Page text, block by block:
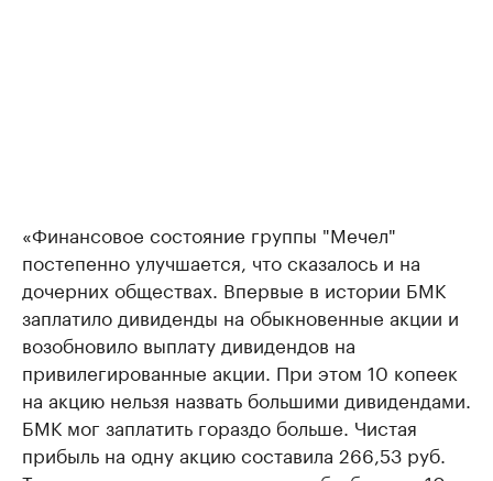
«Финансовое состояние группы "Мечел"
постепенно улучшается, что сказалось и на
дочерних обществах. Впервые в истории БМК
заплатило дивиденды на обыкновенные акции и
возобновило выплату дивидендов на
привилегированные акции. При этом 10 копеек
на акцию нельзя назвать большими дивидендами.
БМК мог заплатить гораздо больше. Чистая
прибыль на одну акцию составила 266,53 руб.